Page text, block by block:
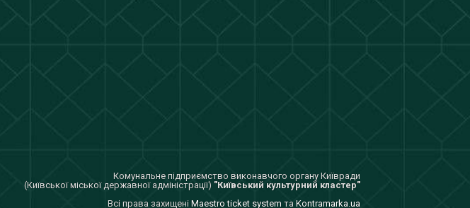
Комунальне підприємство виконавчого органу Київради
(Київської міської державної адміністрації) "Київський культурний кластер"
Всi права захищенi Maestro ticket system та Kontramarka.ua